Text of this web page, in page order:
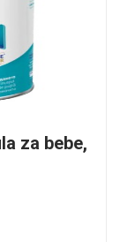
za bebe,